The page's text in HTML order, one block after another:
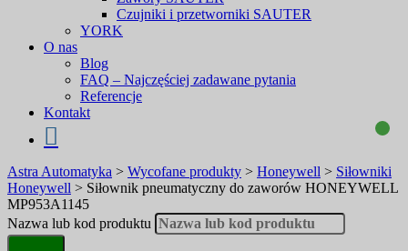
Czujniki i przetworniki SAUTER
YORK
O nas
Blog
FAQ – Najczęściej zadawane pytania
Referencje
Kontakt
Astra Automatyka > Wycofane produkty > Honeywell > Siłowniki
Honeywell > Siłownik pneumatyczny do zaworów HONEYWELL
MP953A1145
Nazwa lub kod produktu